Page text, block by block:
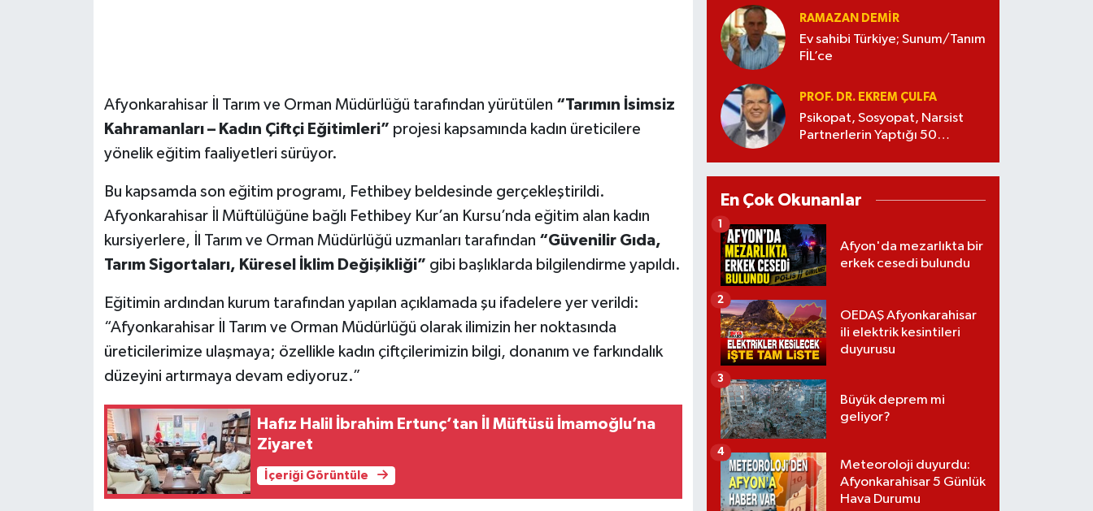
Afyonkarahisar İl Tarım ve Orman Müdürlüğü tarafından yürütülen “Tarımın İsimsiz
Kahramanları – Kadın Çiftçi Eğitimleri” projesi kapsamında kadın üreticilere
yönelik eğitim faaliyetleri sürüyor.
Bu kapsamda son eğitim programı, Fethibey beldesinde gerçekleştirildi.
Afyonkarahisar İl Müftülüğüne bağlı Fethibey Kur’an Kursu’nda eğitim alan kadın
kursiyerlere, İl Tarım ve Orman Müdürlüğü uzmanları tarafından “Güvenilir Gıda,
Tarım Sigortaları, Küresel İklim Değişikliği” gibi başlıklarda bilgilendirme yapıldı.
Eğitimin ardından kurum tarafından yapılan açıklamada şu ifadelere yer verildi:
“Afyonkarahisar İl Tarım ve Orman Müdürlüğü olarak ilimizin her noktasında
üreticilerimize ulaşmaya; özellikle kadın çiftçilerimizin bilgi, donanım ve farkındalık
düzeyini artırmaya devam ediyoruz.”
Hafız Halil İbrahim Ertunç’tan İl Müftüsü İmamoğlu’na
Ziyaret
İçeriği Görüntüle
RAMAZAN DEMİR
Ev sahibi Türkiye; Sunum/Tanım
FİL’ce
PROF. DR. EKREM ÇULFA
Psikopat, Sosyopat, Narsist
Partnerlerin Yaptığı 50
En Çok Okunanlar
Afyon'da mezarlıkta bir
erkek cesedi bulundu
1
OEDAŞ Afyonkarahisar
ili elektrik kesintileri
duyurusu
2
Büyük deprem mi
geliyor?
3
Meteoroloji duyurdu:
Afyonkarahisar 5 Günlük
Hava Durumu
4